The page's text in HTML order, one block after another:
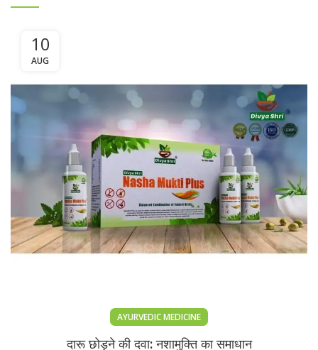
10
AUG
AYURVEDIC MEDICINE
दारू छोड़ने की दवा: नशामुक्ति का समाधान